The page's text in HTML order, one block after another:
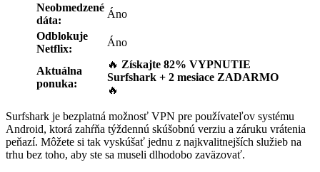
Neobmedzené
dáta:
Áno
Odblokuje
Netflix:
Áno
Aktuálna
ponuka:
🔥 Získajte 82% VYPNUTIE
Surfshark + 2 mesiace ZADARMO
🔥
Surfshark je bezplatná možnosť VPN pre používateľov systému
Android, ktorá zahŕňa týždennú skúšobnú verziu a záruku vrátenia
peňazí. Môžete si tak vyskúšať jednu z najkvalitnejších služieb na
trhu bez toho, aby ste sa museli dlhodobo zaväzovať.